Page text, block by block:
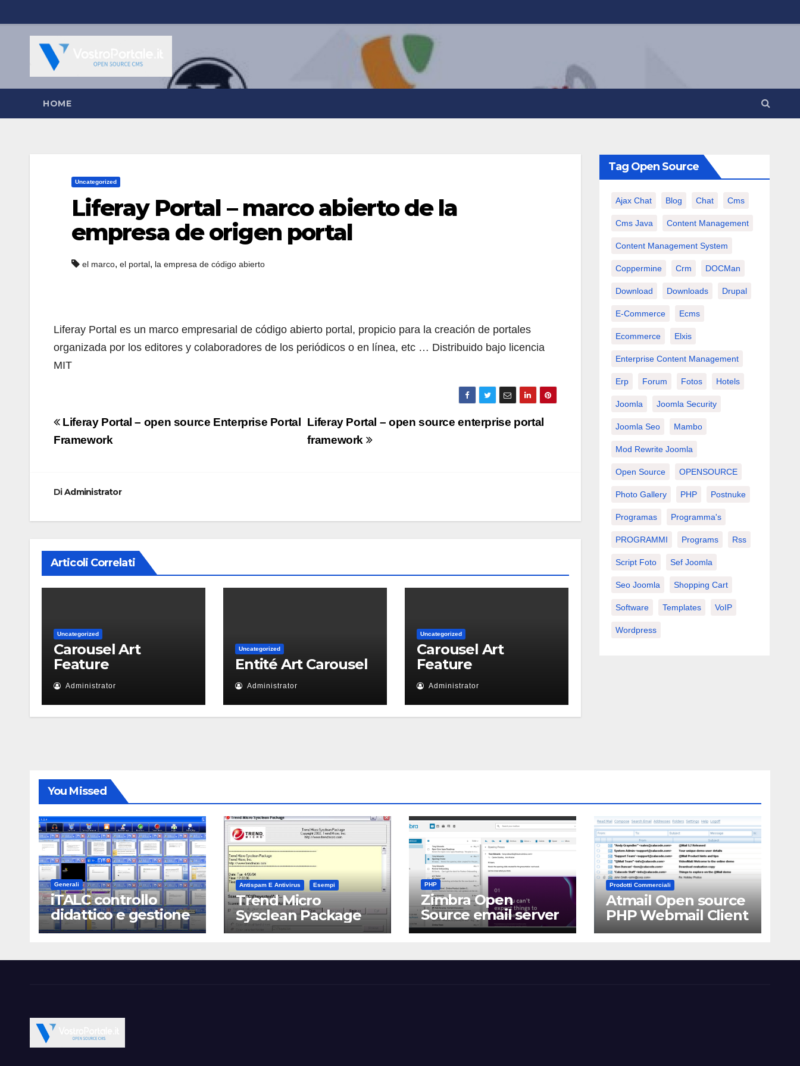
al
contenuto
HOME
Uncategorized
Liferay Portal – marco abierto de la
empresa de origen portal
el marco, el portal, la empresa de código abierto
Liferay Portal es un marco empresarial de código abierto portal, propicio para la creación de portales
organizada por los editores y colaboradores de los periódicos o en línea, etc … Distribuido bajo licencia
MIT
Navigazione
articoli
Liferay Portal – open source enterprise portal
framework
Liferay Portal – open source Enterprise Portal
Framework
DiAdministrator
Articoli Correlati
Uncategorized
Carousel Art
Feature
Administrator
Uncategorized
Entité Art Carousel
Administrator
Uncategorized
Carousel Art
Feature
Administrator
Tag Open Source
Ajax Chat Blog Chat Cms
Cms Java Content Management
Content Management System
Coppermine Crm DOCMan
Download Downloads Drupal
E-Commerce Ecms
Ecommerce Elxis
Enterprise Content Management
Erp Forum Fotos Hotels
Joomla Joomla Security
Joomla Seo Mambo
Mod Rewrite Joomla
Open Source OPENSOURCE
Photo Gallery PHP Postnuke
Programas Programma's
PROGRAMMI Programs Rss
Script Foto Sef Joomla
Seo Joomla Shopping Cart
Software Templates VoIP
Wordpress
You Missed
Generali
iTALC controllo
didattico e gestione
LAN scolastica
Antispam E Antivirus Esempi
Trend Micro
Sysclean Package
PHP
Zimbra Open
Source email server
software
Prodotti Commerciali
Atmail Open source
PHP Webmail Client